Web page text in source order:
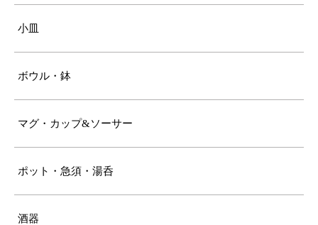
小皿
ボウル・鉢
マグ・カップ&ソーサー
ポット・急須・湯呑
酒器